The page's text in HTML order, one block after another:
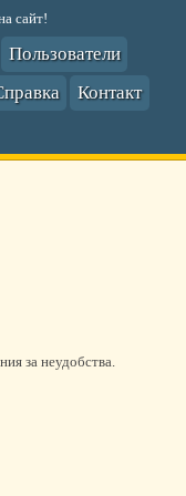
сайт!
Пользователи
Контакт